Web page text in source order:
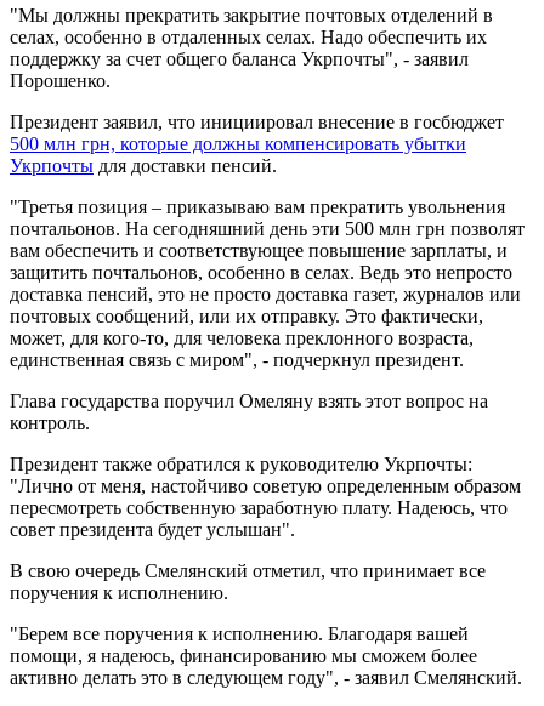
"Мы должны прекратить закрытие почтовых отделений в
селах, особенно в отдаленных селах. Надо обеспечить их
поддержку за счет общего баланса Укрпочты", - заявил
Порошенко.
Президент заявил, что инициировал внесение в госбюджет
500 млн грн, которые должны компенсировать убытки
Укрпочты для доставки пенсий.
"Третья позиция – приказываю вам прекратить увольнения
почтальонов. На сегодняшний день эти 500 млн грн позволят
вам обеспечить и соответствующее повышение зарплаты, и
защитить почтальонов, особенно в селах. Ведь это непросто
доставка пенсий, это не просто доставка газет, журналов или
почтовых сообщений, или их отправку. Это фактически,
может, для кого-то, для человека преклонного возраста,
единственная связь с миром", - подчеркнул президент.
Глава государства поручил Омеляну взять этот вопрос на
контроль.
Президент также обратился к руководителю Укрпочты:
"Лично от меня, настойчиво советую определенным образом
пересмотреть собственную заработную плату. Надеюсь, что
совет президента будет услышан".
В свою очередь Смелянский отметил, что принимает все
поручения к исполнению.
"Берем все поручения к исполнению. Благодаря вашей
помощи, я надеюсь, финансированию мы сможем более
активно делать это в следующем году", - заявил Смелянский.